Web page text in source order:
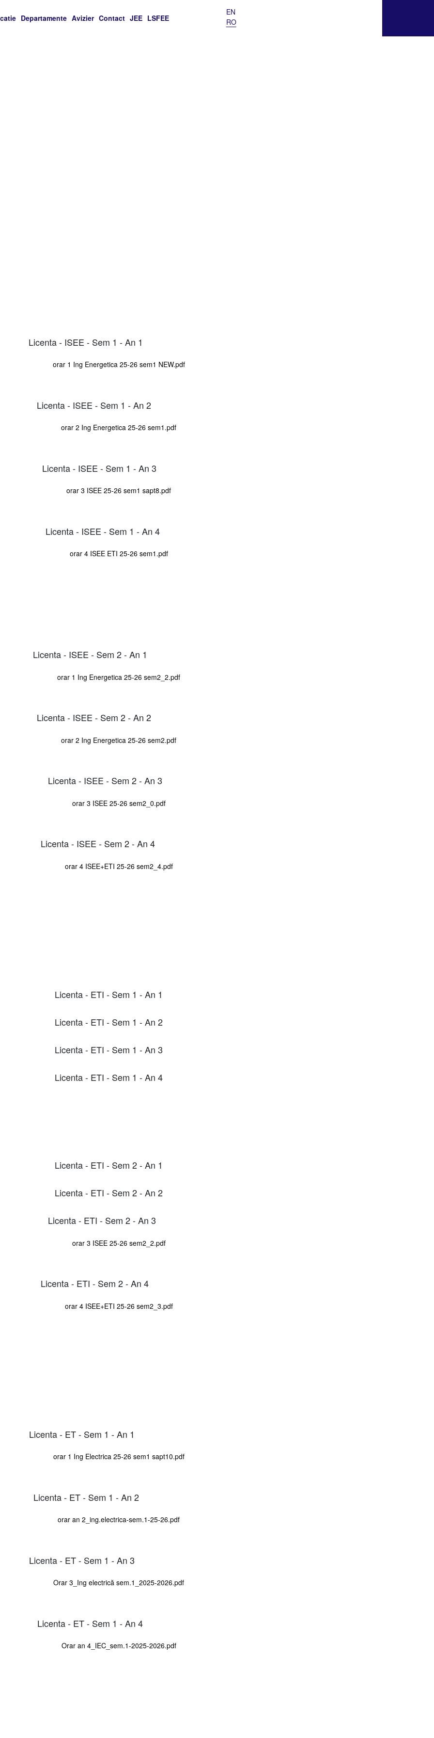
Departamente Avizier Contact JEE LSFEE
EN
RO
Licenta - ISEE - Sem 1 - An 1
orar 1 Ing Energetica 25-26 sem1 NEW.pdf
Licenta - ISEE - Sem 1 - An 2
orar 2 Ing Energetica 25-26 sem1.pdf
Licenta - ISEE - Sem 1 - An 3
orar 3 ISEE 25-26 sem1 sapt8.pdf
Licenta - ISEE - Sem 1 - An 4
orar 4 ISEE ETI 25-26 sem1.pdf
Licenta - ISEE - Sem 2 - An 1
orar 1 Ing Energetica 25-26 sem2_2.pdf
Licenta - ISEE - Sem 2 - An 2
orar 2 Ing Energetica 25-26 sem2.pdf
Licenta - ISEE - Sem 2 - An 3
orar 3 ISEE 25-26 sem2_0.pdf
Licenta - ISEE - Sem 2 - An 4
orar 4 ISEE+ETI 25-26 sem2_4.pdf
Licenta - ETI - Sem 1 - An 1
Licenta - ETI - Sem 1 - An 2
Licenta - ETI - Sem 1 - An 3
Licenta - ETI - Sem 1 - An 4
Licenta - ETI - Sem 2 - An 1
Licenta - ETI - Sem 2 - An 2
Licenta - ETI - Sem 2 - An 3
orar 3 ISEE 25-26 sem2_2.pdf
Licenta - ETI - Sem 2 - An 4
orar 4 ISEE+ETI 25-26 sem2_3.pdf
Licenta - ET - Sem 1 - An 1
orar 1 Ing Electrica 25-26 sem1 sapt10.pdf
Licenta - ET - Sem 1 - An 2
orar an 2_ing.electrica-sem.1-25-26.pdf
Licenta - ET - Sem 1 - An 3
Orar 3_Ing electrică sem.1_2025-2026.pdf
Licenta - ET - Sem 1 - An 4
Orar an 4_IEC_sem.1-2025-2026.pdf